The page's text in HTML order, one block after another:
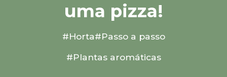
uma pizza!
#Horta#Passo a passo
#Plantas aromáticas